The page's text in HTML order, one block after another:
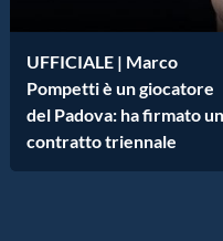
UFFICIALE | Marco
Pompetti è un giocatore
del Padova: ha firmato un
contratto triennale